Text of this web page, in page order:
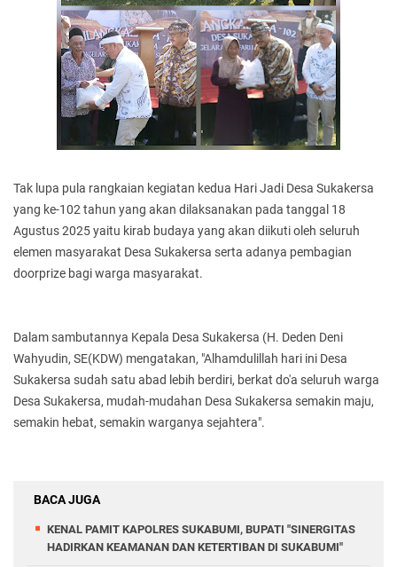
Tak lupa pula rangkaian kegiatan kedua Hari Jadi Desa Sukakersa
yang ke-102 tahun yang akan dilaksanakan pada tanggal 18
Agustus 2025 yaitu kirab budaya yang akan diikuti oleh seluruh
elemen masyarakat Desa Sukakersa serta adanya pembagian
doorprize bagi warga masyarakat.
Dalam sambutannya Kepala Desa Sukakersa (H. Deden Deni
Wahyudin, SE(KDW) mengatakan, "Alhamdulillah hari ini Desa
Sukakersa sudah satu abad lebih berdiri, berkat do'a seluruh warga
Desa Sukakersa, mudah-mudahan Desa Sukakersa semakin maju,
semakin hebat, semakin warganya sejahtera".
BACA JUGA
KENAL PAMIT KAPOLRES SUKABUMI, BUPATI "SINERGITAS
HADIRKAN KEAMANAN DAN KETERTIBAN DI SUKABUMI"